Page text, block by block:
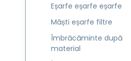
Eșarfe eșarfe eșarfe
Măști eșarfe filtre
Îmbrăcăminte după
material